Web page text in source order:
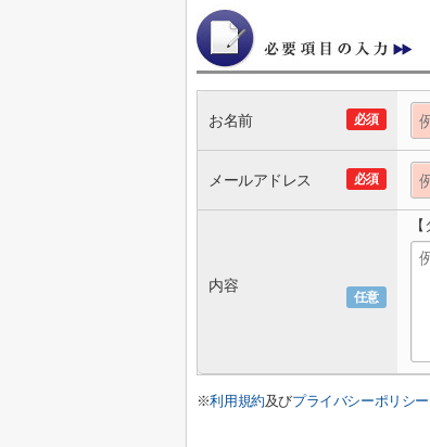
必須
お名前
必須
メールアドレス
任意
内容
※利用規約及びプライバシーポリシー